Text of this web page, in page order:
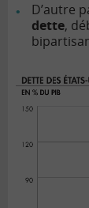
D’autre
dette,